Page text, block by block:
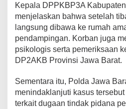
Kepala DPPKBP3A
menjelaskan bahwa setelah
langsung dibawa ke rumah
pendampingan. Korban juga
psikologis serta pemeriksaan
DP2AKB Provinsi Jawa Barat.
Sementara itu, Polda Jawa
menindaklanjuti kasus
terkait dugaan tindak pidana